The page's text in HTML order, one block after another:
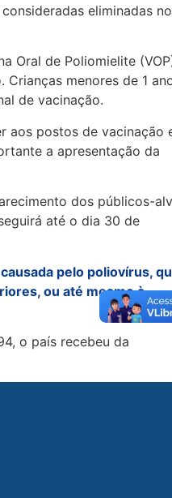
eliminadas no
Oral de Poliomielite
menores de 1
de vacinação.
aos postos de vacinação
a apresentação da
dos públicos-
até o dia 30 de
pelo poliovírus,
ou até mesmo à
o país recebeu da